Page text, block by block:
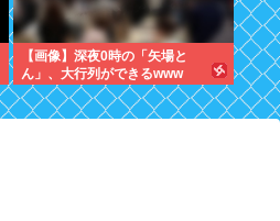
【画像】深夜0時の「矢場と
ん」、大行列ができるwww